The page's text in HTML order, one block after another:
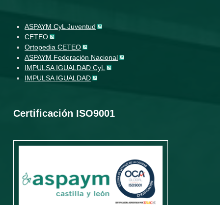
ASPAYM CyL Juventud
CETEO
Ortopedia CETEO
ASPAYM Federación Nacional
IMPULSA IGUALDAD CyL
IMPULSA IGUALDAD
Certificación ISO9001